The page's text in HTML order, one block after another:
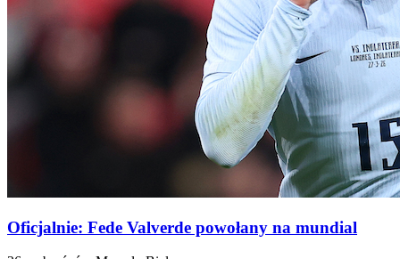
Oficjalnie: Fede Valverde powołany na mundial